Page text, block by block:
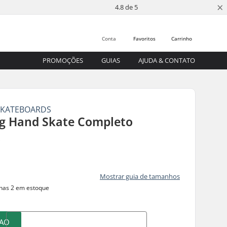
4.8 de 5 ×
Carrinho
Favoritos
Conta
PROMOÇÕES GUIAS AJUDA & CONTATO
Hand Skate Completo
Mostrar guia de tamanhos
2 em estoque